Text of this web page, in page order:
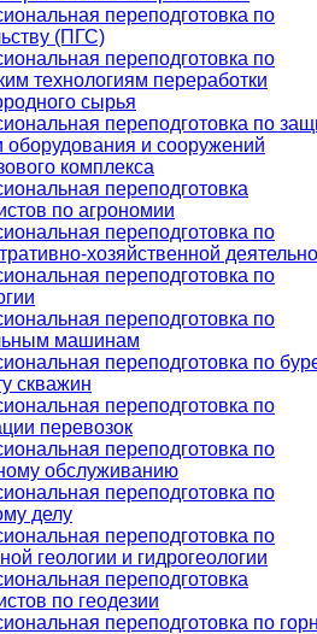
переподготовка по
(ПГС)
переподготовка по
технологиям переработки
сырья
переподготовка по
оборудования и сооружений
комплекса
переподготовка
по агрономии
переподготовка по
хозяйственной
переподготовка по
переподготовка по
машинам
переподготовка по
скважин
переподготовка по
перевозок
переподготовка по
обслуживанию
переподготовка по
делу
переподготовка по
геологии и гидрогеологии
переподготовка
по геодезии
переподготовка по